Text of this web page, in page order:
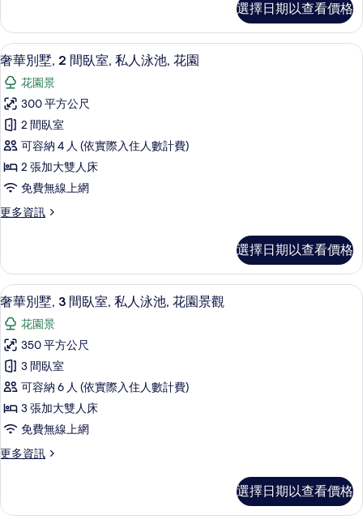
片
情
私
人
泳
池,
花
園
景
觀
的
所
片
別
墅,
1
間
臥
室,
私
人
泳
池,
花
園
觀
情
選擇日期以查看價格
顯
示
奢
華
別
墅,
2
間
臥
私
人
泳
池,
花
園
的
所
有
相
奢華別墅, 2 間臥室, 私人泳池, 花園 |
20
奢華別墅, 2 間臥室, 私人泳池, 花園
花園景
300 平方公尺
2 間臥室
可容納 4 人 (依實際入住人數計費)
2 張加大雙人床
免費無線上網
更多資訊
更
別
墅,
2
間
臥
室,
私
人
泳
池,
花
園
詳
選擇日期以查看價格
顯
示
奢
華
別
墅,
3
間
臥
私
17
奢華別墅, 3 間臥室, 私人泳池, 花園景觀
花園景
350 平方公尺
3 間臥室
可容納 6 人 (依實際入住人數計費)
3 張加大雙人床
免費無線上網
更多資訊
更
別
選擇日期以查看價格